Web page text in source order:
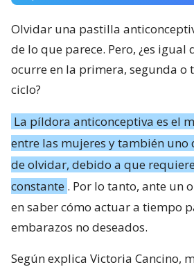
Olvidar una pastilla
de lo que parece. Pero, ¿es igual
ocurre en la primera, segunda o
ciclo?
La píldora anticonceptiva es el
entre las mujeres y también uno
de olvidar, debido a que
constante . Por lo tanto, ante un
en saber cómo actuar a tiempo
embarazos no deseados.
Según explica Victoria Cancino,